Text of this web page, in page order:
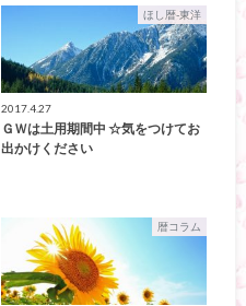
ほし暦-東洋
2017.4.27
ＧＷは土用期間中 ☆気をつけてお
出かけください
暦コラム